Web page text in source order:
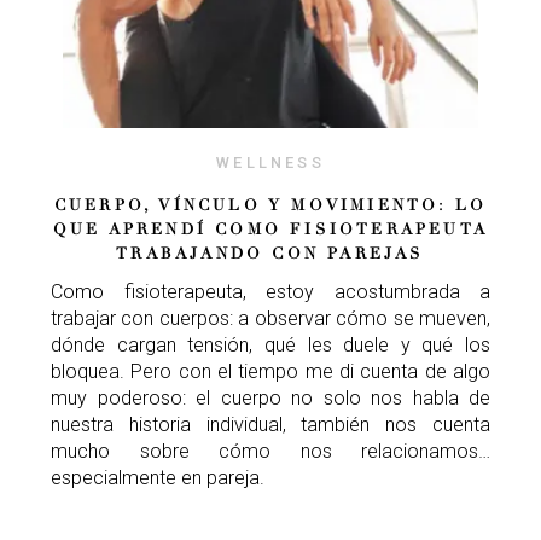
WELLNESS
CUERPO, VÍNCULO Y MOVIMIENTO: LO
QUE APRENDÍ COMO FISIOTERAPEUTA
TRABAJANDO CON PAREJAS
Como fisioterapeuta, estoy acostumbrada a
trabajar con cuerpos: a observar cómo se mueven,
dónde cargan tensión, qué les duele y qué los
bloquea. Pero con el tiempo me di cuenta de algo
muy poderoso: el cuerpo no solo nos habla de
nuestra historia individual, también nos cuenta
mucho sobre cómo nos relacionamos…
especialmente en pareja.